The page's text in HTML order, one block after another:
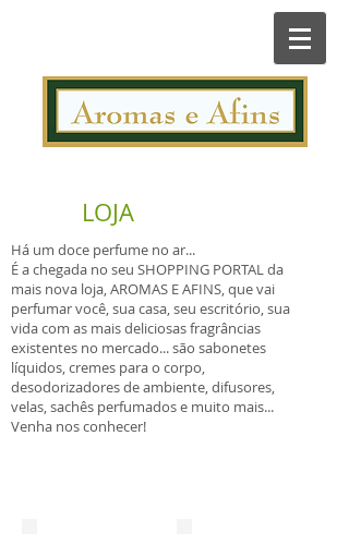
LOJA
Há um doce perfume no ar...
É a chegada no seu SHOPPING PORTAL da
mais nova loja, AROMAS E AFINS, que vai
perfumar você, sua casa, seu escritório, sua
vida com as mais deliciosas fragrâncias
existentes no mercado... são sabonetes
líquidos, cremes para o corpo,
desodorizadores de ambiente, difusores,
velas, sachês perfumados e muito mais...
Venha nos conhecer!